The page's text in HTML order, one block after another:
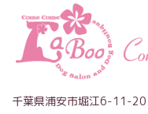
千葉県浦安市堀江6-11-20